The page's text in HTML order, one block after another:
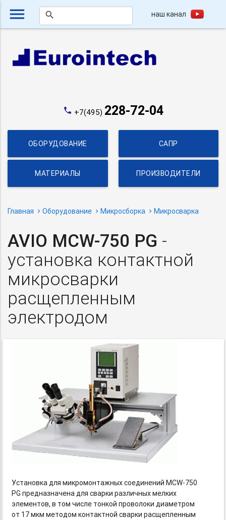
menu search наш канал
phone +7(495) 228-72-04
ОБОРУДОВАНИЕ САПР
МАТЕРИАЛЫ ПРОИЗВОДИТЕЛИ
Главная Оборудование Микросборка Микросварка
AVIO MCW-750 PG -
установка контактной
микросварки
расщепленным
электродом
Установка для микромонтажных соединений MCW-750
PG предназначена для сварки различных мелких
элементов, в том числе тонкой проволоки диаметром
от 17 мкм методом контактной сварки расщепленным